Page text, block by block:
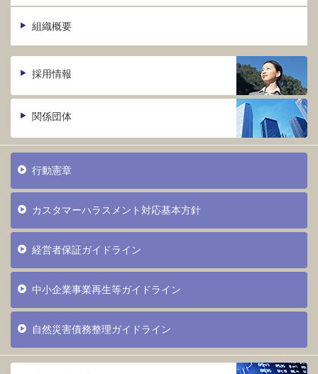
組織概要
採用情報
関係団体
行動憲章
カスタマーハラスメント対応基本方針
経営者保証ガイドライン
中小企業事業再生等ガイドライン
自然災害債務整理ガイドライン